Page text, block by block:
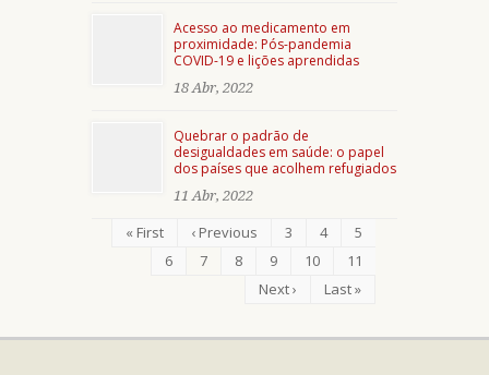
Acesso ao medicamento em
proximidade: Pós-pandemia
COVID-19 e lições aprendidas
18 Abr, 2022
Quebrar o padrão de
desigualdades em saúde: o papel
dos países que acolhem refugiados
11 Abr, 2022
« First ‹ Previous 3 4
5
6
7 8 9 10
11
Next ›
Last »